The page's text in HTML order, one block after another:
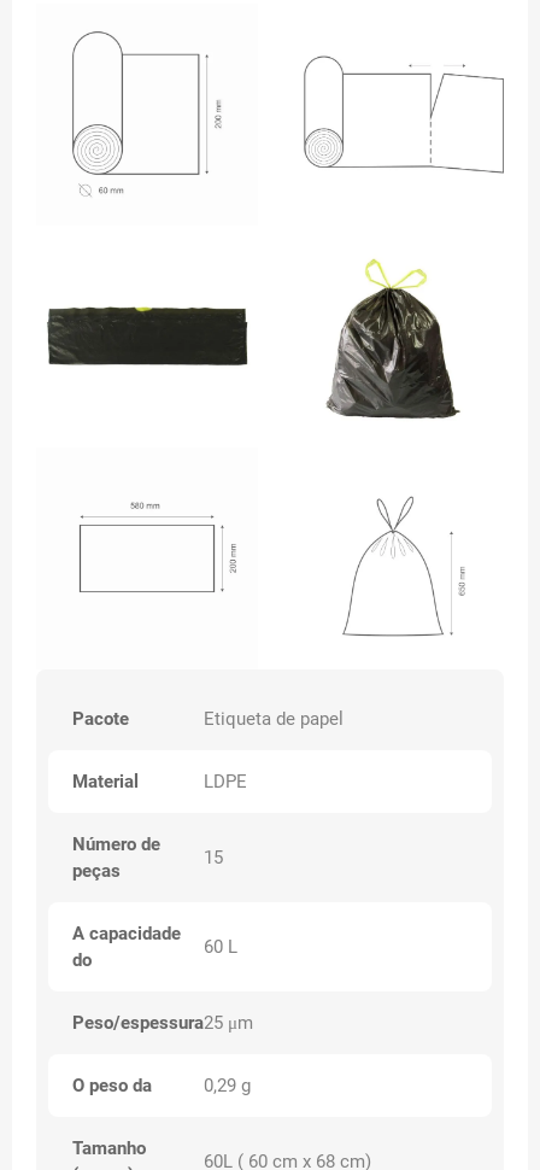
Pacote Etiqueta de papel
Material LDPE
Número de
peças
15
A capacidade
do
60 L
Peso/espessura25 μm
O peso da 0,29 g
Tamanho
60L ( 60 cm x 68 cm)